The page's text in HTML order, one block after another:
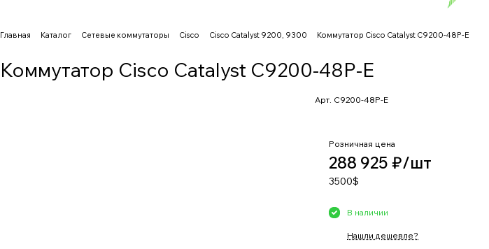
Главная Каталог Сетевые коммутаторы Cisco Cisco Catalyst 9200, 9300 Коммутатор Cisco Catalyst C9200-48P-E
Коммутатор Cisco Catalyst C9200-48P-E
Арт. C9200-48P-E
Розничная цена
288 925 ₽/шт
3500$
В наличии
Нашли дешевле?